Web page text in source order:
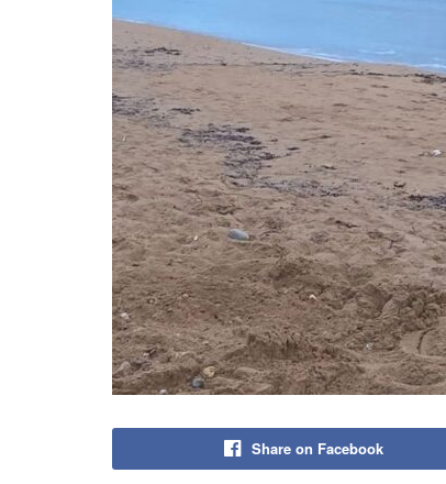
Share on Facebook